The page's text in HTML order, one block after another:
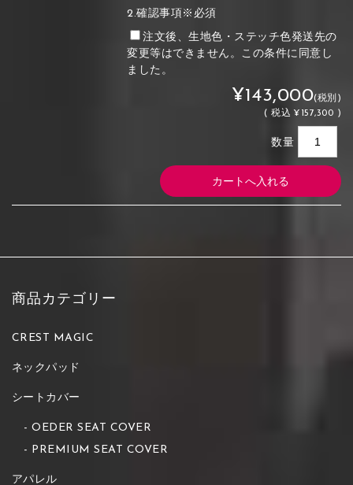
2.確認事項※必須
注文後、生地色・ステッチ色発送先の
変更等はできません。この条件に同意し
ました。
¥143,000(税別)
(税込 ¥157,300 )
数量
商品カテゴリー
CREST MAGIC
ネックパッド
シートカバー
OEDER SEAT COVER
PREMIUM SEAT COVER
アパレル